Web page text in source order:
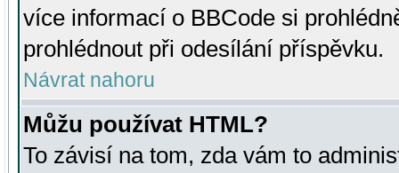
více informací o BBCode si
prohlédnout při odesílání příspěvku.
Návrat nahoru
Můžu používat HTML?
To závisí na tom, zda vám to